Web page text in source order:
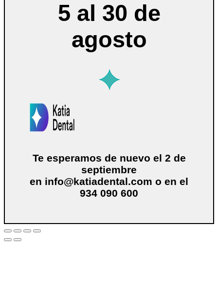
5 al 30 de
agosto
Te esperamos de nuevo el 2 de
septiembre
en info@katiadental.com o en el
934 090 600